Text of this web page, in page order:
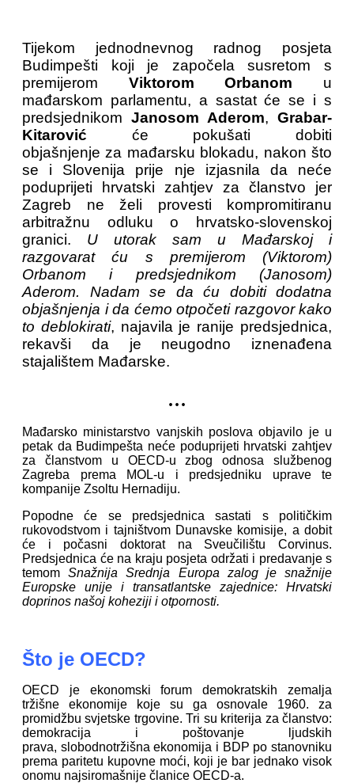
Tijekom jednodnevnog radnog posjeta
Budimpešti koji je započela susretom s
premijerom Viktorom Orbanom u
mađarskom parlamentu, a sastat će se i s
predsjednikom Janosom Aderom, Grabar-
Kitarović će pokušati dobiti
objašnjenje za mađarsku blokadu, nakon što
se i Slovenija prije nje izjasnila da neće
poduprijeti hrvatski zahtjev za članstvo jer
Zagreb ne želi provesti kompromitiranu
arbitražnu odluku o hrvatsko-slovenskoj
granici. U utorak sam u Mađarskoj i
razgovarat ću s premijerom (Viktorom)
Orbanom i predsjednikom (Janosom)
Aderom. Nadam se da ću dobiti dodatna
objašnjenja i da ćemo otpočeti razgovor kako
to deblokirati, najavila je ranije predsjednica,
rekavši da je neugodno iznenađena
stajalištem Mađarske.
...
Mađarsko ministarstvo vanjskih poslova objavilo je u
petak da Budimpešta neće poduprijeti hrvatski zahtjev
za članstvom u OECD-u zbog odnosa službenog
Zagreba prema MOL-u i predsjedniku uprave te
kompanije Zsoltu Hernadiju.
Popodne će se predsjednica sastati s političkim
rukovodstvom i tajništvom Dunavske komisije, a dobit
će i počasni doktorat na Sveučilištu Corvinus.
Predsjednica će na kraju posjeta održati i predavanje s
temomSnažnija Srednja Europa zalog je snažnije
Europske unije i transatlantske zajednice: Hrvatski
doprinos našoj koheziji i otpornosti.
Što je OECD?
OECD je ekonomski forum demokratskih zemalja
tržišne ekonomije koje su ga osnovale 1960. za
promidžbu svjetske trgovine. Tri su kriterija za članstvo:
demokracija i poštovanje ljudskih
prava, slobodnotržišna ekonomija i BDP po stanovniku
prema paritetu kupovne moći, koji je bar jednako visok
onomu najsiromašnije članice OECD-a.